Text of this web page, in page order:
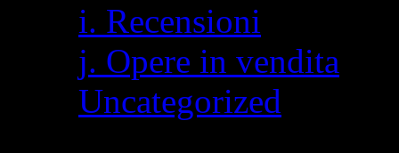
i. Recensioni
j. Opere in vendita
Uncategorized